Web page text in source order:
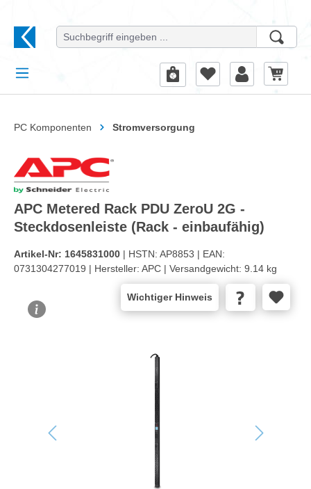
PC Komponenten Stromversorgung
APC Metered Rack PDU ZeroU 2G -
Steckdosenleiste (Rack - einbaufähig)
Artikel-Nr: 1645831000 | HSTN: AP8853 | EAN:
0731304277019 | Hersteller: APC | Versandgewicht: 9.14 kg
Wichtiger Hinweis